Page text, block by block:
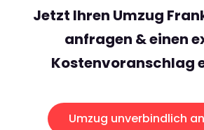
Jetzt Ihren Umzug
anfragen & einen
Kostenvoranschlag
Umzug unverbindlich